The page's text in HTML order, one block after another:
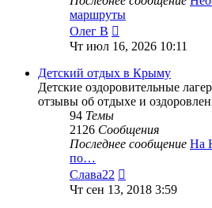
маршруты
Олег В
к
последнему
сообщению
Чт июл 16, 2026 10:11
Детский отдых в Крыму
Детские оздоровительные
отзывы об отдыхе и
94 Темы
2126 Сообщения
Последнее сообщение На
по…
Слава22
к
Чт сен 13, 2018 3:59